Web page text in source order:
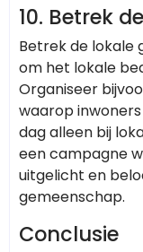
10. Betrek
Betrek de lokale
om het lokale
Organiseer
waarop
dag alleen bij
een campagne
uitgelicht en
gemeenschap.
Conclusie